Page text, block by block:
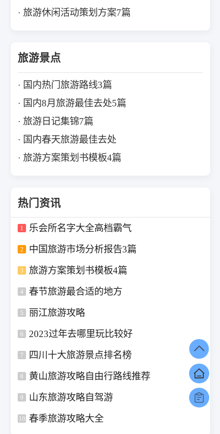
旅游休闲活动策划方案7篇
旅游景点
国内热门旅游路线3篇
国内8月旅游最佳去处5篇
旅游日记集锦7篇
国内春天旅游最佳去处
旅游方案策划书模板4篇
热门资讯
1 乐会所名字大全高档霸气
2 中国旅游市场分析报告3篇
3 旅游方案策划书模板4篇
4 春节旅游最合适的地方
5 丽江旅游攻略
6 2023过年去哪里玩比较好
7 四川十大旅游景点排名榜
8 黄山旅游攻略自由行路线推荐
9 山东旅游攻略自驾游
10 春季旅游攻略大全